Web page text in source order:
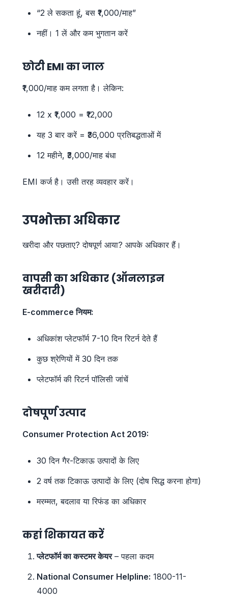
“2 ले सकता हूं, बस ₹1,000/माह”
नहीं। 1 लें और कम भुगतान करें
छोटी EMI का जाल
₹1,000/माह कम लगता है। लेकिन:
12 x ₹1,000 = ₹12,000
यह 3 बार करें = ₹36,000 प्रतिबद्धताओं में
12 महीने, ₹3,000/माह बंधा
EMI कर्ज है। उसी तरह व्यवहार करें।
उपभोक्ता अधिकार
खरीदा और पछताए? दोषपूर्ण आया? आपके अधिकार हैं।
वापसी का अधिकार (ऑनलाइन
खरीदारी)
E-commerce नियम:
अधिकांश प्लेटफॉर्म 7-10 दिन रिटर्न देते हैं
कुछ श्रेणियों में 30 दिन तक
प्लेटफॉर्म की रिटर्न पॉलिसी जांचें
दोषपूर्ण उत्पाद
Consumer Protection Act 2019:
30 दिन गैर-टिकाऊ उत्पादों के लिए
2 वर्ष तक टिकाऊ उत्पादों के लिए (दोष सिद्ध करना होगा)
मरम्मत, बदलाव या रिफंड का अधिकार
कहां शिकायत करें
प्लेटफॉर्म का कस्टमर केयर– पहला कदम
National Consumer Helpline: 1800-11-
4000